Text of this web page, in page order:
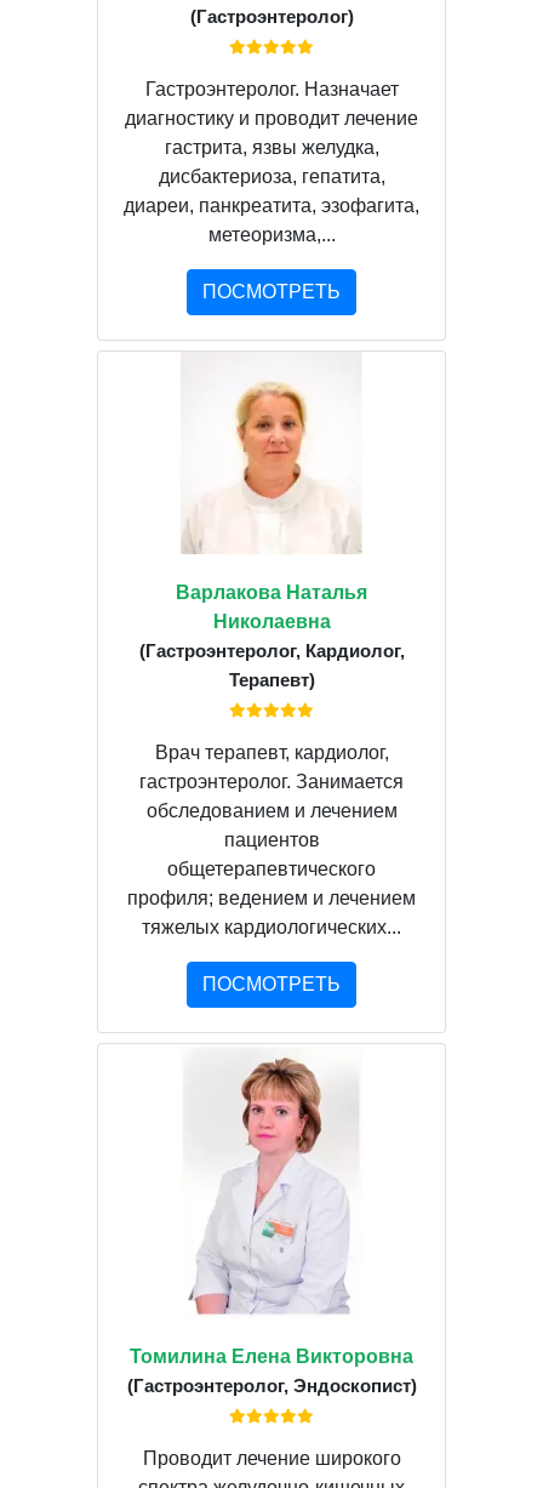
(Гастроэнтеролог)
Гастроэнтеролог. Назначает
диагностику и проводит лечение
гастрита, язвы желудка,
дисбактериоза, гепатита,
диареи, панкреатита, эзофагита,
метеоризма,...
ПОСМОТРЕТЬ
Варлакова Наталья
Николаевна
(Гастроэнтеролог, Кардиолог,
Терапевт)
Врач терапевт, кардиолог,
гастроэнтеролог. Занимается
обследованием и лечением
пациентов
общетерапевтического
профиля; ведением и лечением
тяжелых кардиологических...
ПОСМОТРЕТЬ
Томилина Елена Викторовна
(Гастроэнтеролог, Эндоскопист)
Проводит лечение широкого